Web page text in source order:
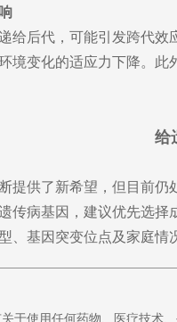
给后代，可能引发跨代
境变化的适应力下降。
给
提供了新希望，但目前
传病基因，建议优先选
、基因突变位点及家庭情
于使用任何药物、医疗技术